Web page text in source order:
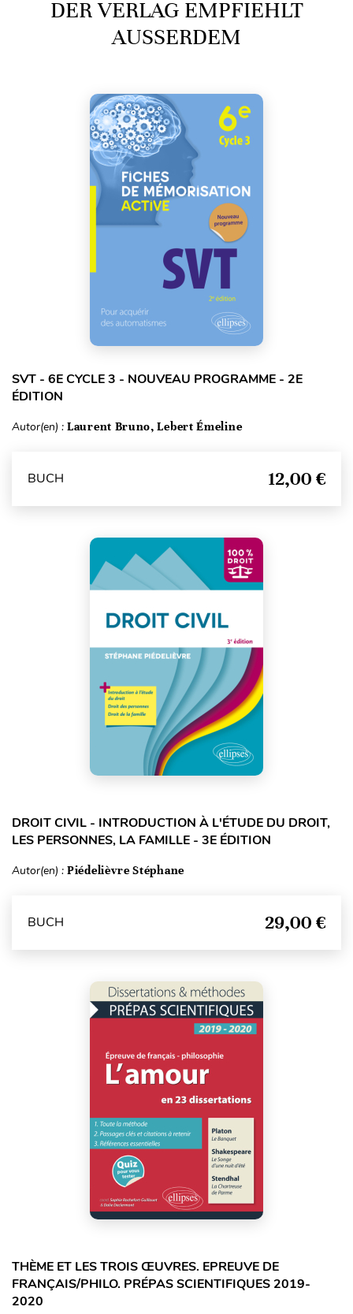
DER VERLAG EMPFIEHLT
AUSSERDEM
SVT - 6E CYCLE 3 - NOUVEAU PROGRAMME - 2E
ÉDITION
Autor(en) : Laurent Bruno, Lebert Émeline
BUCH 12,00 €
DROIT CIVIL - INTRODUCTION À L'ÉTUDE DU DROIT,
LES PERSONNES, LA FAMILLE - 3E ÉDITION
Autor(en) : Piédelièvre Stéphane
BUCH 29,00 €
THÈME ET LES TROIS ŒUVRES. EPREUVE DE
FRANÇAIS/PHILO. PRÉPAS SCIENTIFIQUES 2019-
2020